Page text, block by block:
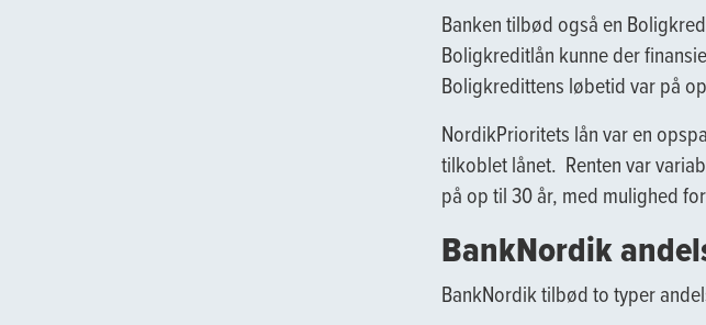
Banken tilbød også en
Boligkreditlån kunne der
Boligkredittens løbetid var på
NordikPrioritets lån var en
tilkoblet lånet. Renten var
på op til 30 år, med mulighed
BankNordik
BankNordik tilbød to typer